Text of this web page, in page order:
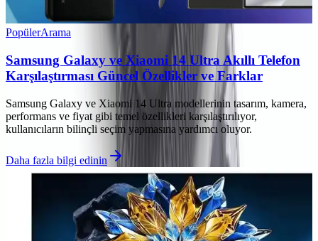
PopülerArama
Samsung Galaxy ve Xiaomi 14 Ultra Akıllı Telefon
Karşılaştırması Güncel Özellikler ve Farklar
Samsung Galaxy ve Xiaomi 14 Ultra modellerinin tasarım, kamera,
performans ve fiyat gibi temel özellikleri karşılaştırılıyor,
kullanıcıların bilinçli seçim yapmasına yardımcı oluyor.
Daha fazla bilgi edinin